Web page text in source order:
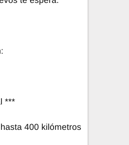
***
400 kilómetros